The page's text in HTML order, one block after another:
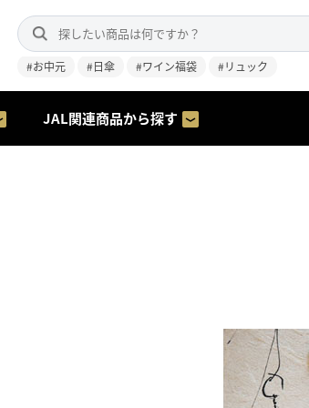
#お中元 #日傘 #ワイン福袋 #リュック
JAL関連商品から探す